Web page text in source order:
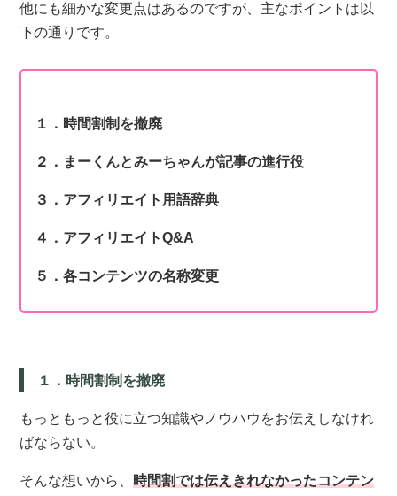
他にも細かな変更点はあるのですが、主なポイントは以
下の通りです。
１．時間割制を撤廃
２．まーくんとみーちゃんが記事の進行役
３．アフィリエイト用語辞典
４．アフィリエイトQ&A
５．各コンテンツの名称変更
１．時間割制を撤廃
もっともっと役に立つ知識やノウハウをお伝えしなけれ
ばならない。
そんな想いから、時間割では伝えきれなかったコンテン